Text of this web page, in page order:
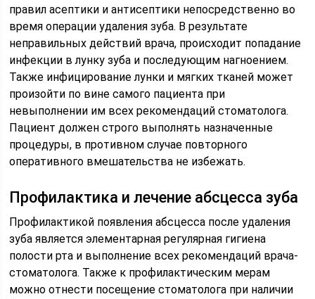
правил асептики и антисептики непосредственно во
время операции удаления зуба. В результате
неправильных действий врача, происходит попадание
инфекции в лунку зуба и последующим нагноением.
Также инфицирование лунки и мягких тканей может
произойти по вине самого пациента при
невыполнении им всех рекомендаций стоматолога.
Пациент должен строго выполнять назначенные
процедуры, в противном случае повторного
оперативного вмешательства не избежать.
Профилактика и лечение абсцесса зуба
Профилактикой появления абсцесса после удаления
зуба является элементарная регулярная гигиена
полости рта и выполнение всех рекомендаций врача-
стоматолога. Также к профилактическим мерам
можно отнести посещение стоматолога при наличии